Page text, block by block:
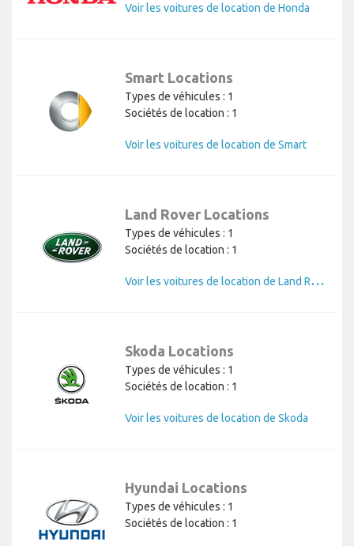
Voir les voitures de location de Honda
Smart Locations
Types de véhicules : 1
Sociétés de location : 1
Voir les voitures de location de Smart
Land Rover Locations
Types de véhicules : 1
Sociétés de location : 1
V
oir les voitures de location de Land Rover
Skoda Locations
Types de véhicules : 1
Sociétés de location : 1
Voir les voitures de location de Skoda
Hyundai Locations
Types de véhicules : 1
Sociétés de location : 1